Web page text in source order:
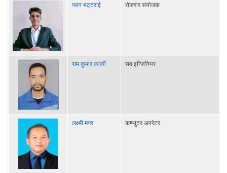
पवन भट्टराई रोजगार संयोजक
राम कुमार कार्की सव इन्जिनियर
लक्ष्मी मगर कम्प्युटर अपरेटर